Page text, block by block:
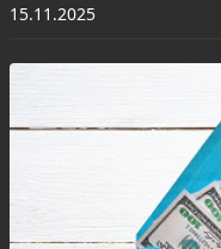
15.11.2025